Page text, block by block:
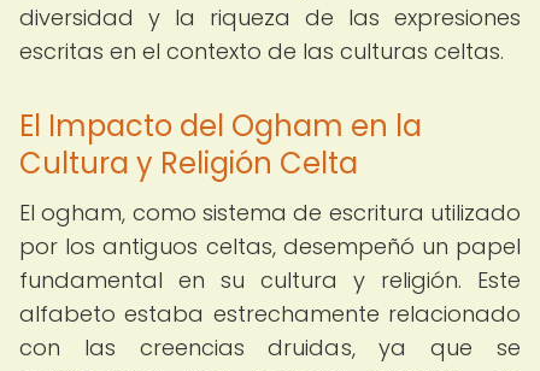
diversidad y la riqueza de las expresiones
escritas en el contexto de las culturas celtas.
El Impacto del Ogham en la
Cultura y Religión Celta
El ogham, como sistema de escritura utilizado
por los antiguos celtas, desempeñó un papel
fundamental en su cultura y religión. Este
alfabeto estaba estrechamente relacionado
con las creencias druidas, ya que se